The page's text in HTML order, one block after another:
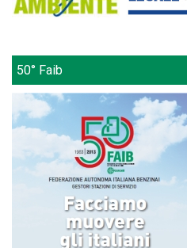
50° Faib